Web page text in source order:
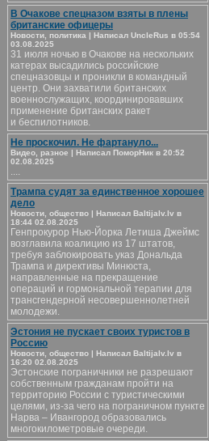
В Очакове спецназом взяты в плены
британские офицеры
Новости, политика | Написал UncleRus в 05:54
03.08.2025
31 июля ночью в Очакове на нескольких
катерах высадились российские
спецназовцы и проникли в командный
центр. Они захватили британских
военнослужащих, координировавших
применение британских ракет
и беспилотников.
Не проскочил. Не фартануло...
Видео, разное | Написал ПоморНик в 20:52
02.08.2025
....
Трампа судят за единственное хорошее
дело
Новости, общество | Написал Baltijalv.lv в
18:44 02.08.2025
Генпрокурор Нью-Йорка Летиша Джеймс
возглавила коалицию из 17 штатов,
требуя заблокировать указ Дональда
Трампа и директивы Минюста,
направленные на прекращение
операций и гормональной терапии для
трансгендерной несовершеннолетней
молодежи.
Эстония не пускает своих туристов в
Россию
Новости, общество | Написал Baltijalv.lv в
16:20 02.08.2025
Эстонские пограничники не разрешают
собственным гражданам пройти на
территорию России с туристическими
целями, из-за чего на пограничном пункте
Нарва – Ивангород образовались
многокилометровые очереди.